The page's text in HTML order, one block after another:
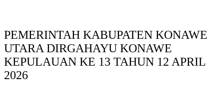
PEMERINTAH KABUPATEN KONAWE
UTARA DIRGAHAYU KONAWE
KEPULAUAN KE 13 TAHUN 12 APRIL
2026